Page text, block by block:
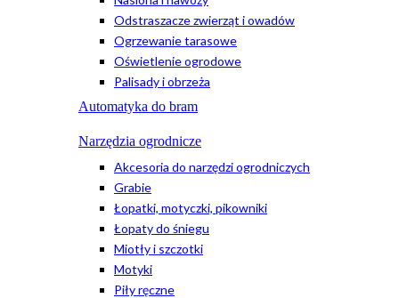
Odstraszacze zwierząt i owadów
Ogrzewanie tarasowe
Oświetlenie ogrodowe
Palisady i obrzeża
Automatyka do bram
Narzędzia ogrodnicze
Akcesoria do narzędzi ogrodniczych
Grabie
Łopatki, motyczki, pikowniki
Łopaty do śniegu
Miotły i szczotki
Motyki
Piły ręczne